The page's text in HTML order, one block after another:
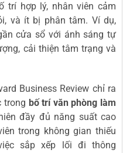
trí hợp lý, nhân viên cảm
và ít bị phân tâm. Ví dụ,
cửa sổ với ánh sáng tự
cải thiện tâm trạng và
Business Review chỉ ra
trong bố trí văn phòng làm
đầy đủ năng suất cao
trong không gian thiếu
sắp xếp lối đi thông